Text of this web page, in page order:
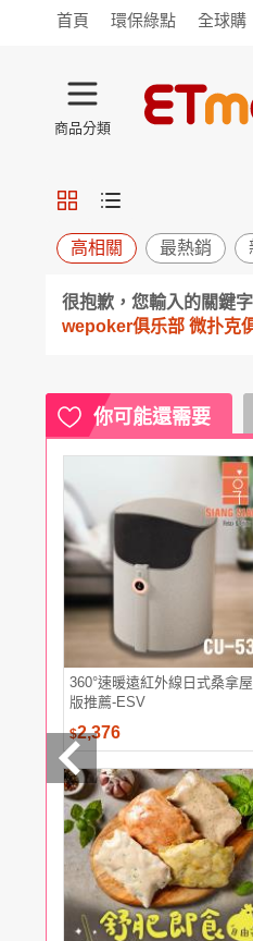
首頁 環保綠點 全球購
商品分類
旅遊
寵物
保健
用品 機能
窈窕
日用
紙品 清潔
口腔
鍋具
杯瓶 廚衛
休閒
寢具
家具 收納
宗教
Apple
小米 手機平板
穿
廚房
電腦
週邊
耳機
保養
香氛
高相關 最熱銷
很抱歉，您輸入的關鍵
wepoker俱乐部 微扑克
你可能還需要
360°速暖遠紅外線日式桑拿
版推薦-ESV
$2,376